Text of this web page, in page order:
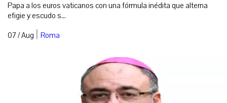
Papa a los euros vaticanos con una fórmula inédita que alterna
efigie y escudo s...
07 / Aug | Roma